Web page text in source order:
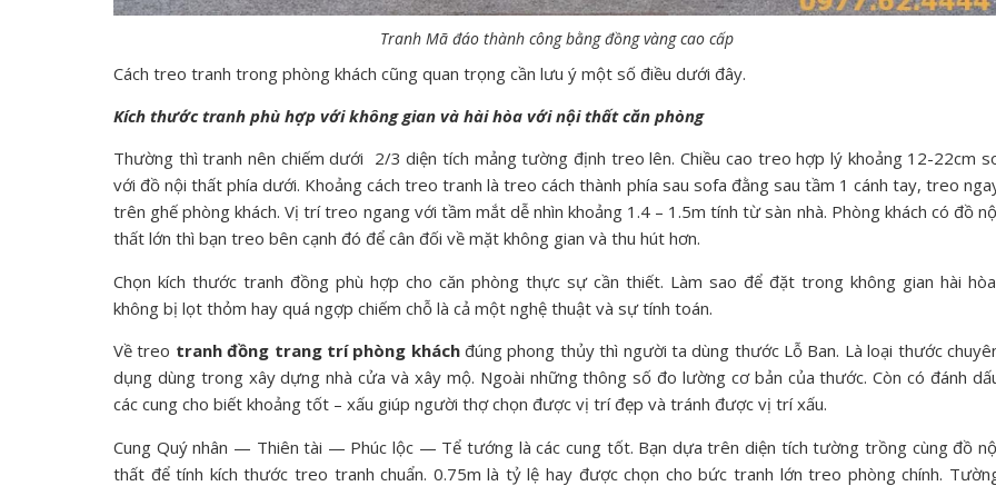
Tranh Mã đáo thành công bằng đồng vàng cao cấp
Cách treo tranh trong phòng khách cũng quan trọng cần lưu ý một số điều dưới đây.
Kích thước tranh phù hợp với không gian và hài hòa với nội thất căn phòng
Thường thì tranh nên chiếm dưới 2/3 diện tích mảng tường định treo lên. Chiều cao treo hợp lý khoảng 12-22cm
với đồ nội thất phía dưới. Khoảng cách treo tranh là treo cách thành phía sau sofa đằng sau tầm 1 cánh tay, treo
trên ghế phòng khách. Vị trí treo ngang với tầm mắt dễ nhìn khoảng 1.4 – 1.5m tính từ sàn nhà. Phòng khách có đồ
thất lớn thì bạn treo bên cạnh đó để cân đối về mặt không gian và thu hút hơn.
Chọn kích thước tranh đồng phù hợp cho căn phòng thực sự cần thiết. Làm sao để đặt trong không gian hài
không bị lọt thỏm hay quá ngợp chiếm chỗ là cả một nghệ thuật và sự tính toán.
Về treo tranh đồng trang trí phòng kháchđúng phong thủy thì người ta dùng thước Lỗ Ban. Là loại thước
dụng dùng trong xây dựng nhà cửa và xây mộ. Ngoài những thông số đo lường cơ bản của thước. Còn có đánh
các cung cho biết khoảng tốt – xấu giúp người thợ chọn được vị trí đẹp và tránh được vị trí xấu.
Cung Quý nhân — Thiên tài — Phúc lộc — Tể tướng là các cung tốt. Bạn dựa trên diện tích tường trồng cùng đồ
thất để tính kích thước treo tranh chuẩn. 0.75m là tỷ lệ hay được chọn cho bức tranh lớn treo phòng chính.